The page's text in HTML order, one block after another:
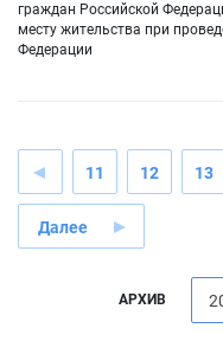
граждан Российской
месту жительства при
Федерации
11 12 13
Далее
АРХИВ